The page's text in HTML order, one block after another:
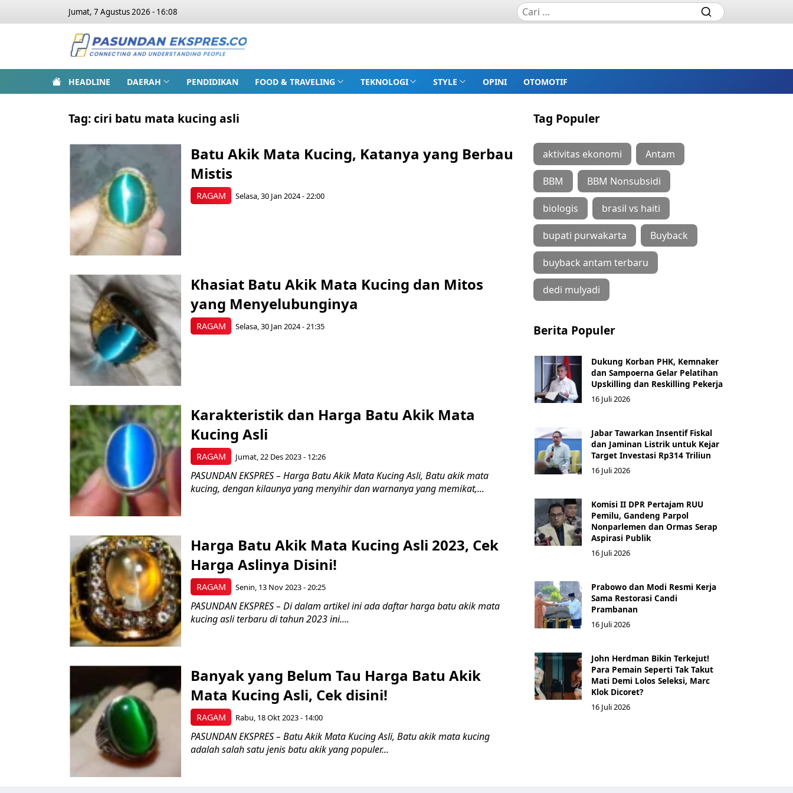
Jumat, 7 Agustus 2026 - 16:08
HEADLINE DAERAH PENDIDIKAN FOOD & TRAVELING TEKNOLOGI STYLE OPINI OTOMOTIF
Tag:ciri batu mata kucing asli
RAGAM
Batu Akik Mata Kucing, Katanya yang Berbau
Mistis
Selasa, 30 Jan 2024 - 22:00
RAGAM
Khasiat Batu Akik Mata Kucing dan Mitos
yang Menyelubunginya
Selasa, 30 Jan 2024 - 21:35
RAGAM
Karakteristik dan Harga Batu Akik Mata
Kucing Asli
Jumat, 22 Des 2023 - 12:26
PASUNDAN EKSPRES – Harga Batu Akik Mata Kucing Asli, Batu akik mata
kucing, dengan kilaunya yang menyihir dan warnanya yang memikat,...
RAGAM
Harga Batu Akik Mata Kucing Asli 2023, Cek
Harga Aslinya Disini!
Senin, 13 Nov 2023 - 20:25
PASUNDAN EKSPRES – Di dalam artikel ini ada daftar harga batu akik mata
kucing asli terbaru di tahun 2023 ini....
RAGAM
Banyak yang Belum Tau Harga Batu Akik
Mata Kucing Asli, Cek disini!
Rabu, 18 Okt 2023 - 14:00
PASUNDAN EKSPRES – Batu Akik Mata Kucing Asli, Batu akik mata kucing
adalah salah satu jenis batu akik yang populer...
Tag Populer
aktivitas ekonomi Antam
BBM BBM Nonsubsidi
biologis brasil vs haiti
bupati purwakarta Buyback
buyback antam terbaru
dedi mulyadi
Berita Populer
Dukung Korban PHK, Kemnaker
dan Sampoerna Gelar Pelatihan
Upskilling dan Reskilling Pekerja
16 Juli 2026
Jabar Tawarkan Insentif Fiskal
dan Jaminan Listrik untuk Kejar
Target Investasi Rp314 Triliun
16 Juli 2026
Komisi II DPR Pertajam RUU
Pemilu, Gandeng Parpol
Nonparlemen dan Ormas Serap
Aspirasi Publik
16 Juli 2026
Prabowo dan Modi Resmi Kerja
Sama Restorasi Candi
Prambanan
16 Juli 2026
John Herdman Bikin Terkejut!
Para Pemain Seperti Tak Takut
Mati Demi Lolos Seleksi, Marc
Klok Dicoret?
16 Juli 2026